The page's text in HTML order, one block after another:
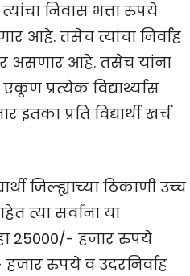
निवास भत्ता रुपये
आहे. तसेच त्यांचा निर्वाह
असणार आहे. तसेच यांना
प्रत्येक विद्यार्थ्यास
प्रति विद्यार्थी खर्च
जिल्ह्याच्या ठिकाणी उच्च
त्या सर्वांना या
25000/- हजार रुपये
रुपये व उदरनिर्वाह